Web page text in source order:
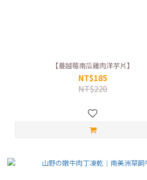
【蔓越莓南瓜雞肉洋芋片】
NT$185
NT$220